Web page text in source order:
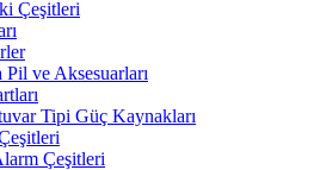
Çeşitleri
Pil ve Aksesuarları
Tipi Güç Kaynakları
Çeşitleri